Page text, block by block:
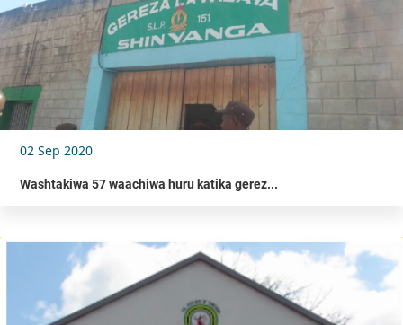
02 Sep 2020
Washtakiwa 57 waachiwa huru katika gerez...